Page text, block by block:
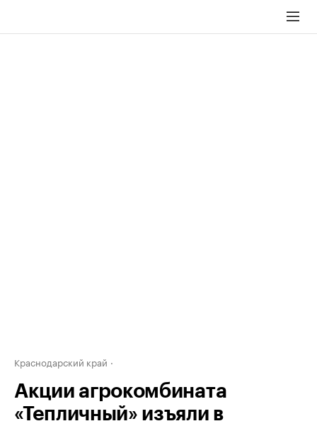
Краснодарский край
Акции агрокомбината
«Тепличный» изъяли в